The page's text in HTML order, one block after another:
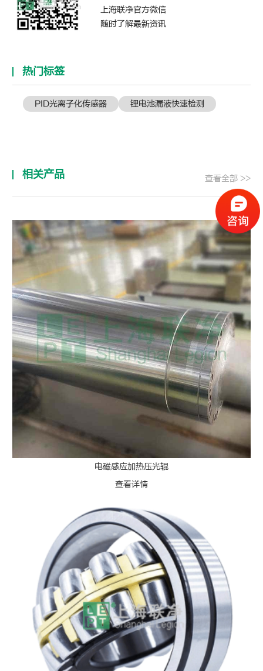
上海联净官方微信
随时了解最新资讯
热门标签
PID光离子化传感器 锂电池漏液快速检测
相关产品 查看全部 >>
电磁感应加热压光辊
查看详情